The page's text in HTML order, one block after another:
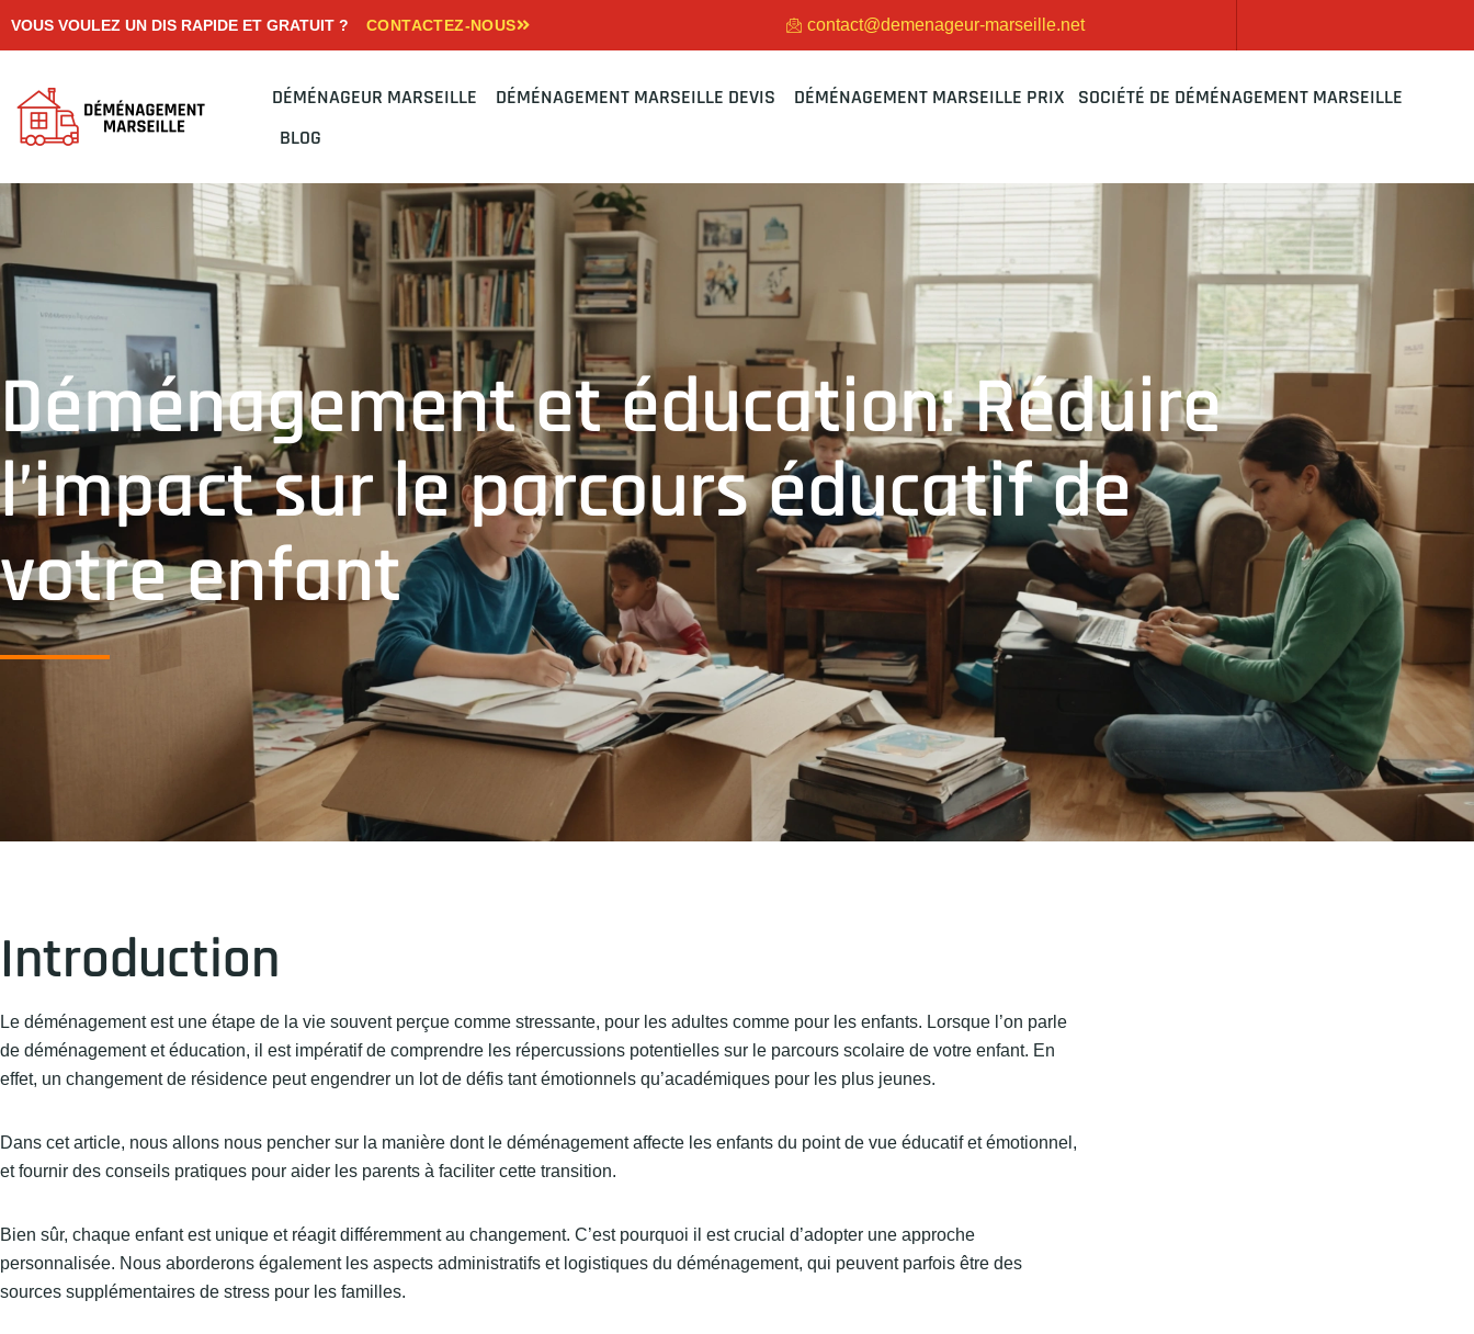
VOUS VOULEZ UN DIS RAPIDE ET GRATUIT ? CONTACTEZ-NOUS contact@demenageur-marseille.net
DÉMÉNAGEUR MARSEILLE DÉMÉNAGEMENT MARSEILLE DEVIS DÉMÉNAGEMENT MARSEILLE PRIX
SOCIÉTÉ DE DÉMÉNAGEMENT MARSEILLE
BLOG
Déménagement et éducation: Réduire
l’impact sur le parcours éducatif de
votre enfant
Introduction
Le déménagement est une étape de la vie souvent perçue comme stressante, pour les adultes comme pour les enfants. Lorsque l’on parle
de déménagement et éducation, il est impératif de comprendre les répercussions potentielles sur le parcours scolaire de votre enfant. En
effet, un changement de résidence peut engendrer un lot de défis tant émotionnels qu’académiques pour les plus jeunes.
Dans cet article, nous allons nous pencher sur la manière dont le déménagement affecte les enfants du point de vue éducatif et émotionnel,
et fournir des conseils pratiques pour aider les parents à faciliter cette transition.
Bien sûr, chaque enfant est unique et réagit différemment au changement. C’est pourquoi il est crucial d’adopter une approche
personnalisée. Nous aborderons également les aspects administratifs et logistiques du déménagement, qui peuvent parfois être des
sources supplémentaires de stress pour les familles.